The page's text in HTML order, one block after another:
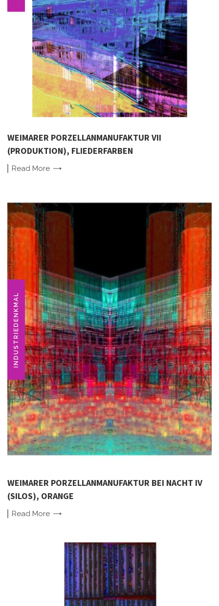
WEIMARER PORZELLANMANUFAKTUR VII
(PRODUKTION), FLIEDERFARBEN
Read More
INDUSTRIEDENKMAL
WEIMARER PORZELLANMANUFAKTUR BEI NACHT IV
(SILOS), ORANGE
Read More